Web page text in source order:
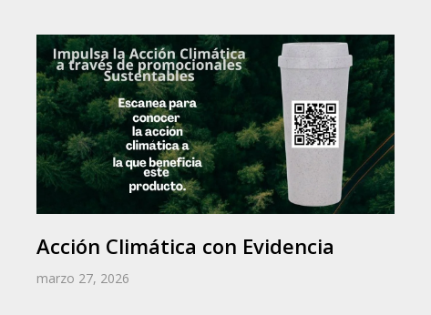
Acción Climática con Evidencia
marzo 27, 2026